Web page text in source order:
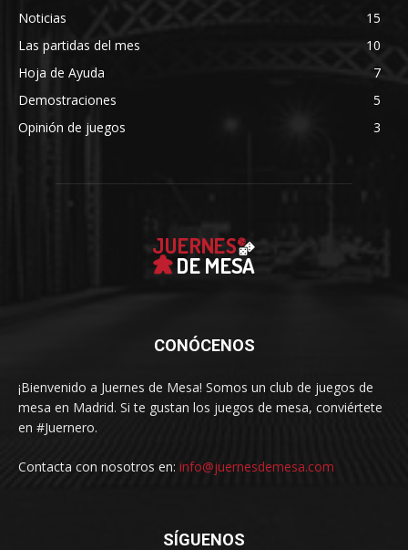
Noticias
15
Las partidas del mes
10
Hoja de Ayuda
7
Demostraciones
5
Opinión de juegos
3
CONÓCENOS
¡Bienvenido a Juernes de Mesa! Somos un club de juegos de
mesa en Madrid. Si te gustan los juegos de mesa, conviértete
en #Juernero.
Contacta con nosotros en: info@juernesdemesa.com
SÍGUENOS